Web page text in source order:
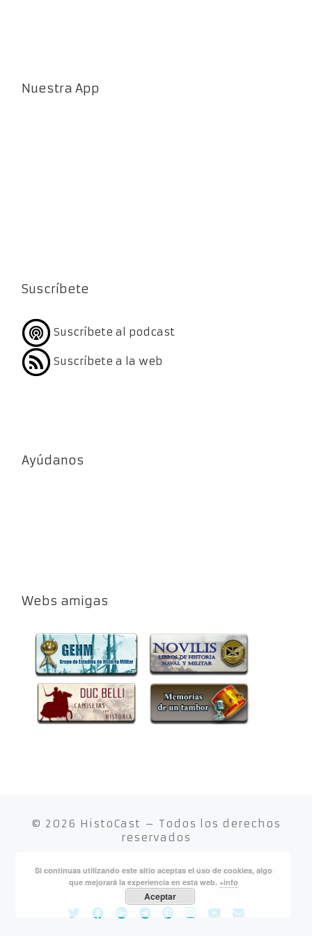
Nuestra App
Suscríbete
Suscríbete al podcast
Suscríbete a la web
Ayúdanos
Webs amigas
reservados
– Diseñado con el
Si continuas utilizando este sitio aceptas el uso de cookies, algo
que mejorará la experiencia en esta web. +info
Aceptar